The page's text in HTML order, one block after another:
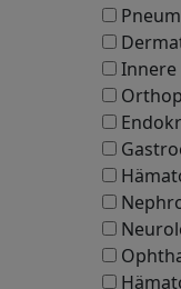
Innere